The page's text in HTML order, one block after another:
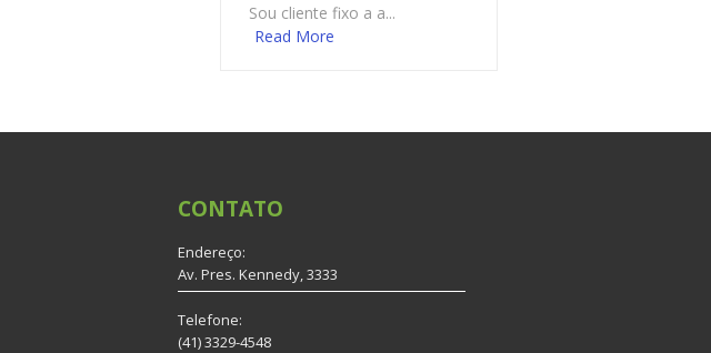
Sou cliente fixo a a...
Read More
CONTATO
Endereço:
Av. Pres. Kennedy, 3333
Telefone:
(41) 3329-4548